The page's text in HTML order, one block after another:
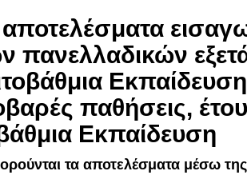
αποτελέσματα
Εκπαίδευση
παθήσεις,
Εκπαίδευση
τα αποτελέσματα μέσω της